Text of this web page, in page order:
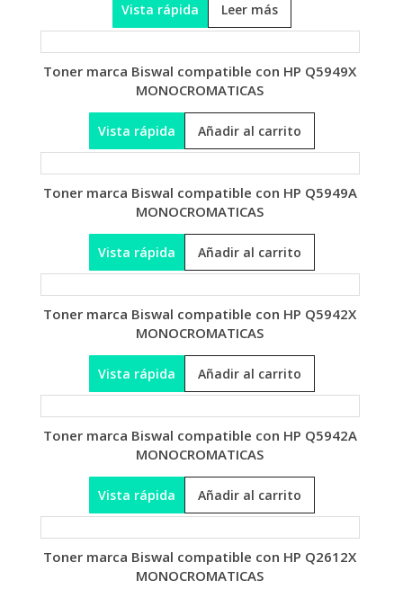
Leer más
Vista rápida
Toner marca Biswal compatible con HP Q5949X
MONOCROMATICAS
Añadir al carrito
Vista rápida
Toner marca Biswal compatible con HP Q5949A
MONOCROMATICAS
Añadir al carrito
Vista rápida
Toner marca Biswal compatible con HP Q5942X
MONOCROMATICAS
Añadir al carrito
Vista rápida
Toner marca Biswal compatible con HP Q5942A
MONOCROMATICAS
Añadir al carrito
Vista rápida
Toner marca Biswal compatible con HP Q2612X
MONOCROMATICAS